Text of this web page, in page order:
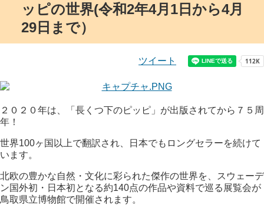
ッピの世界(令和2年4月1日から4月
29日まで）
ツイート
２０２０年は、「長くつ下のピッピ」が出版されてから７５周
年！
世界100ヶ国以上で翻訳され、日本でもロングセラーを続けて
います。
北欧の豊かな自然・文化に彩られた傑作の世界を、スウェーデ
ン国外初・日本初となる約140点の作品や資料で巡る展覧会が
鳥取県立博物館で開催されます。